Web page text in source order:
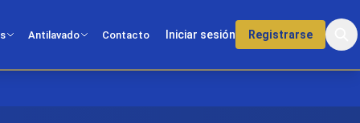
Antilavado Contacto Iniciar sesión Registrarse